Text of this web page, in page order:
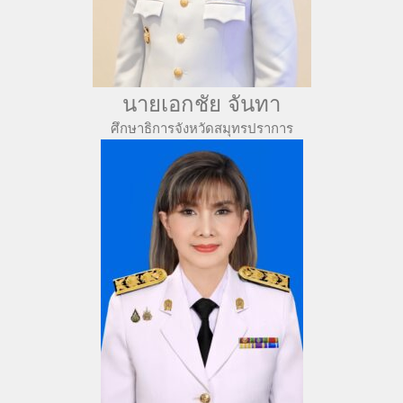
นายเอกชัย จันทา
ศึกษาธิการจังหวัดสมุทรปราการ